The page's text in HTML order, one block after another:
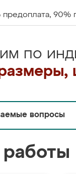
предоплата, 90%
по
вопросы